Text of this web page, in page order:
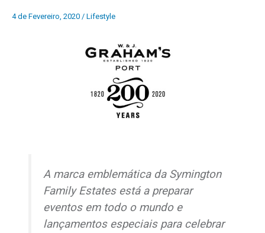
4 de Fevereiro, 2020 / Lifestyle
A marca emblemática da Symington
Family Estates está a preparar
eventos em todo o mundo e
lançamentos especiais para celebrar